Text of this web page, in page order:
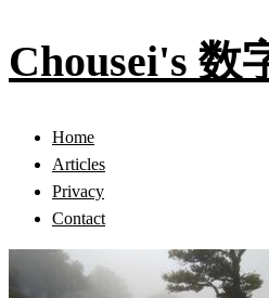
Chousei's 数
Home
Articles
Privacy
Contact